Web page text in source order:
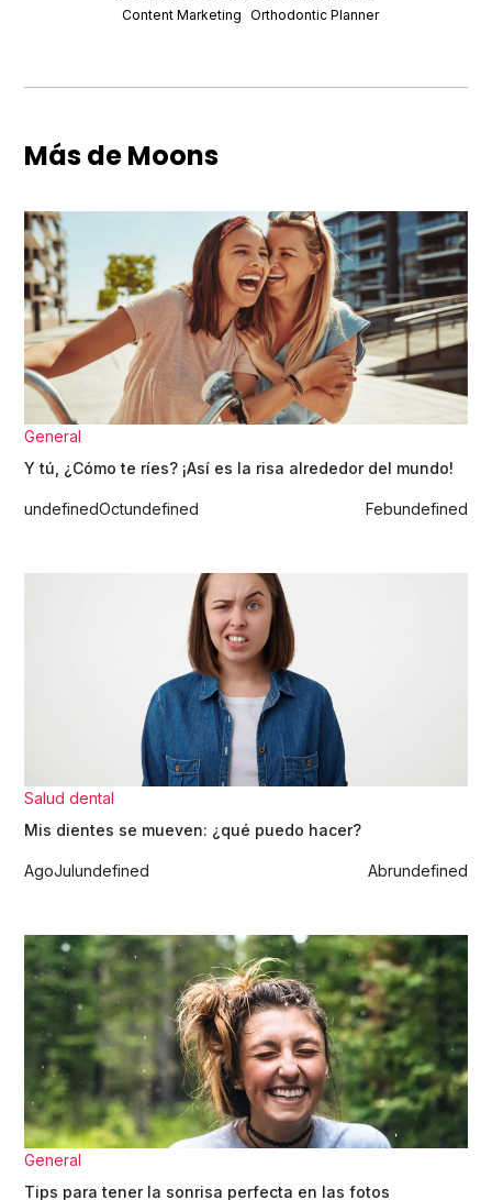
Content Marketing Orthodontic Planner
Más de Moons
General
Y tú, ¿Cómo te ríes? ¡Así es la risa alrededor del mundo!
undefinedOctundefined Febundefined
Salud dental
Mis dientes se mueven: ¿qué puedo hacer?
AgoJulundefined Abrundefined
General
Tips para tener la sonrisa perfecta en las fotos